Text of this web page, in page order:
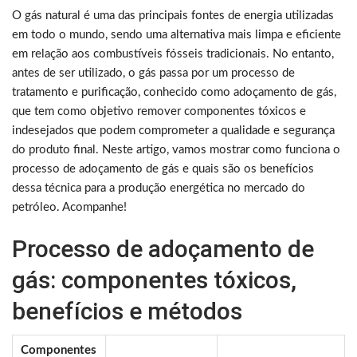
O gás natural é uma das principais fontes de energia utilizadas
em todo o mundo, sendo uma alternativa mais limpa e eficiente
em relação aos combustíveis fósseis tradicionais. No entanto,
antes de ser utilizado, o gás passa por um processo de
tratamento e purificação, conhecido como adoçamento de gás,
que tem como objetivo remover componentes tóxicos e
indesejados que podem comprometer a qualidade e segurança
do produto final. Neste artigo, vamos mostrar como funciona o
processo de adoçamento de gás e quais são os benefícios
dessa técnica para a produção energética no mercado do
petróleo. Acompanhe!
Processo de adoçamento de
gás: componentes tóxicos,
benefícios e métodos
Componentes